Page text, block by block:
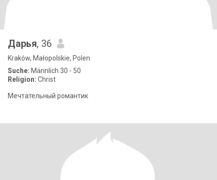
Дарья, 36
Kraków, Małopolskie, Polen
Suche: Männlich 30 - 50
Religion: Christ
Мечтательный романтик